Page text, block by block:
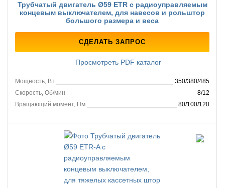
Трубчатый двигатель Ø59 ETR с радиоуправляемым
концевым выключателем, для навесов и рольштор
большого размера и веса
СДЕЛАТЬ ЗАПРОС
Просмотреть PDF каталог
Мощность, Вт
350/380/485
Скорость, Об/мин
8/12
Вращающий момент, Нм
80/100/120